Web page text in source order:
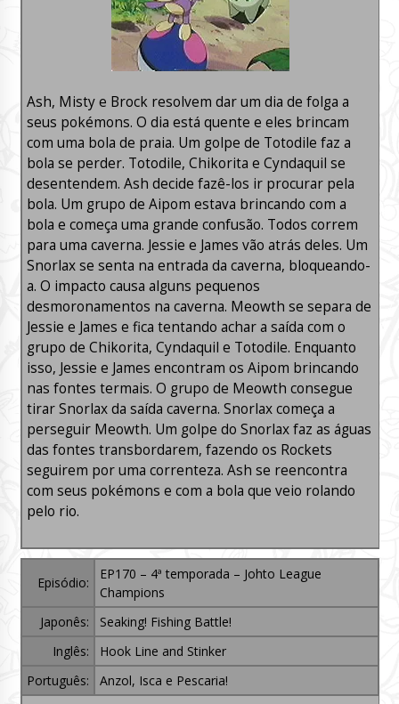
Ash, Misty e Brock resolvem dar um dia de folga a
seus pokémons. O dia está quente e eles brincam
com uma bola de praia. Um golpe de Totodile faz a
bola se perder. Totodile, Chikorita e Cyndaquil se
desentendem. Ash decide fazê-los ir procurar pela
bola. Um grupo de Aipom estava brincando com a
bola e começa uma grande confusão. Todos correm
para uma caverna. Jessie e James vão atrás deles. Um
Snorlax se senta na entrada da caverna, bloqueando-
a. O impacto causa alguns pequenos
desmoronamentos na caverna. Meowth se separa de
Jessie e James e fica tentando achar a saída com o
grupo de Chikorita, Cyndaquil e Totodile. Enquanto
isso, Jessie e James encontram os Aipom brincando
nas fontes termais. O grupo de Meowth consegue
tirar Snorlax da saída caverna. Snorlax começa a
perseguir Meowth. Um golpe do Snorlax faz as águas
das fontes transbordarem, fazendo os Rockets
seguirem por uma correnteza. Ash se reencontra
com seus pokémons e com a bola que veio rolando
pelo rio.
Episódio:
EP170 – 4ª temporada – Johto League
Champions
Japonês:
Seaking! Fishing Battle!
Inglês:
Hook Line and Stinker
Português:
Anzol, Isca e Pescaria!